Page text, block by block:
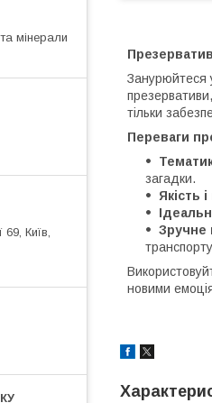
Занурюйтеся
тільки
Переваги
загадки.
Якість
Зручне
новими
мінерали
Київ,